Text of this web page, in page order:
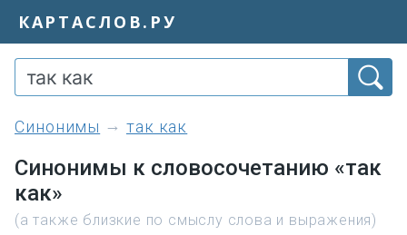
КАРТАСЛОВ.РУ
синонимы так как
Синонимы к словосочетанию «так
как»
(а также близкие по смыслу слова и выражения)